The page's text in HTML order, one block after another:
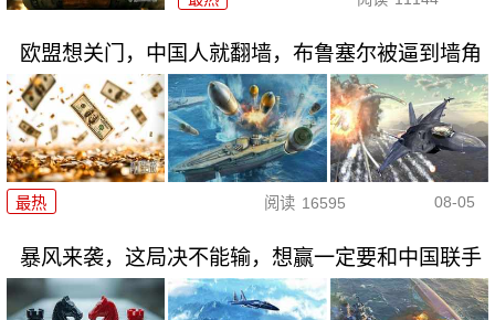
欧盟想关门，中国人就翻墙，布鲁塞尔被逼到墙角
最热 阅读 16595 08-05
暴风来袭，这局决不能输，想赢一定要和中国联手